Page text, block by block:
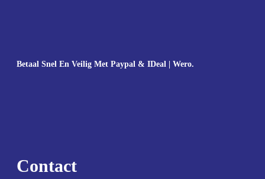
Betaal Snel En Veilig Met Paypal & IDeal | Wero.
Contact